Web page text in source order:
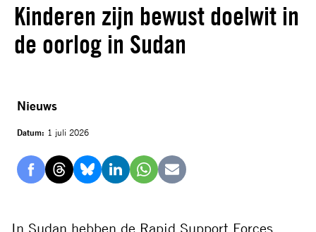
Nieuws
Datum: 1 juli 2026
Delen
Facebook
Delen
Threads
Delen
Bluesky
Delen
LinkedIn
Delen
Whatsapp
Delen
E-
Kinderen zijn bewust doelwit in
de oorlog in Sudan
In Sudan hebben de Rapid Support Forces